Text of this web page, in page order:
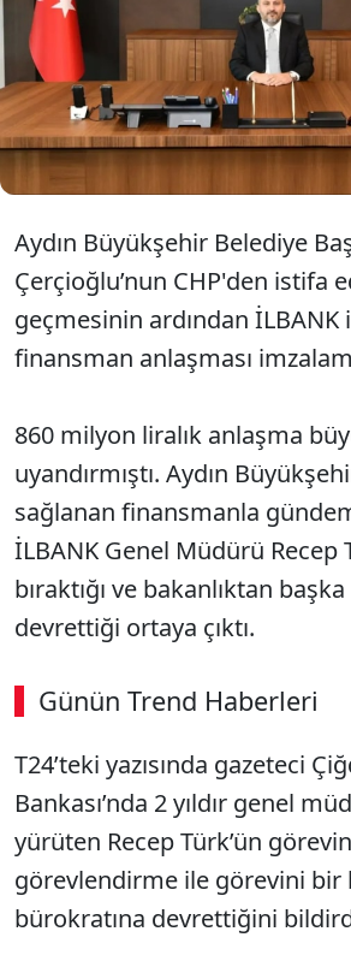
ardından Aydın
yapılan finansman
gelen İLBANK Genel
görevinden ayrıldı.
Aydın Büyükşehir Belediye
Çerçioğlu’nun CHP'den istifa
geçmesinin ardından İLBANK
finansman anlaşması
860 milyon liralık anlaşma
uyandırmıştı. Aydın
sağlanan finansmanla
İLBANK Genel Müdürü Recep
bıraktığı ve bakanlıktan
devrettiği ortaya çıktı.
Günün Trend Haberleri
T24’teki yazısında gazeteci
Bankası’nda 2 yıldır genel
yürüten Recep Türk’ün
görevlendirme ile görevini bir
bürokratına devrettiğini